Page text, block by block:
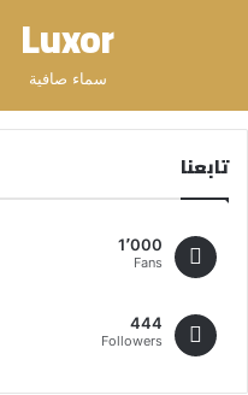
Luxor
سماء صافية
تابعنا
1٬000
Fans
444
Followers